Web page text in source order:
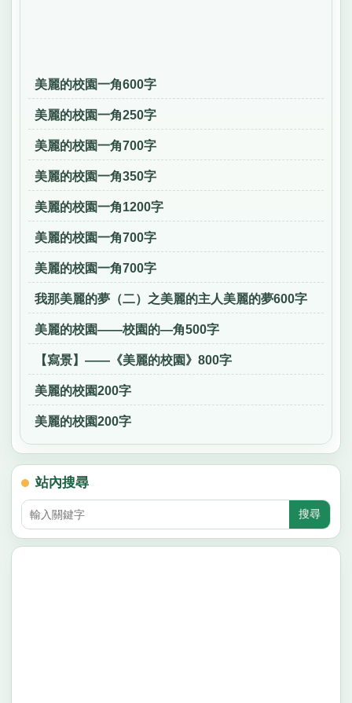
美麗的校園一角600字
美麗的校園一角250字
美麗的校園一角700字
美麗的校園一角350字
美麗的校園一角1200字
美麗的校園一角700字
美麗的校園一角700字
我那美麗的夢（二）之美麗的主人美麗的夢600字
美麗的校園——校園的—角500字
【寫景】——《美麗的校園》800字
美麗的校園200字
美麗的校園200字
站內搜尋